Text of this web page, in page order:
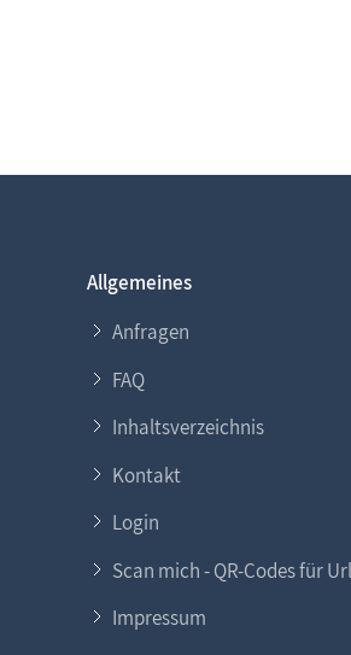
Allgemeines
Anfragen
FAQ
Inhaltsverzeichnis
Kontakt
Login
Scan mich - QR-Codes für
Impressum